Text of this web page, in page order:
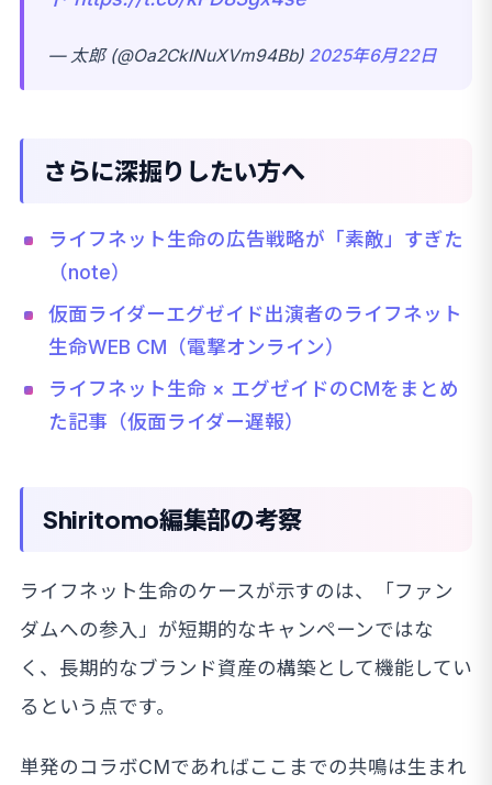
— 太郎 (@Oa2CkINuXVm94Bb) 2025年6月22日
さらに深掘りしたい方へ
ライフネット生命の広告戦略が「素敵」すぎた
（note）
仮面ライダーエグゼイド出演者のライフネット
生命WEB CM（電撃オンライン）
ライフネット生命 × エグゼイドのCMをまとめ
た記事（仮面ライダー遅報）
Shiritomo編集部の考察
ライフネット生命のケースが示すのは、「ファン
ダムへの参入」が短期的なキャンペーンではな
く、長期的なブランド資産の構築として機能してい
るという点です。
単発のコラボCMであればここまでの共鳴は生まれ